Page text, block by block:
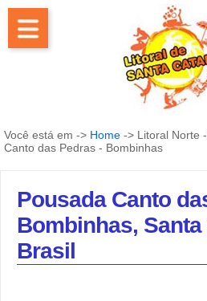
Você está em -> Home -> Litoral Norte
Canto das Pedras - Bombinhas
Pousada Canto
Bombinhas, Santa
Brasil